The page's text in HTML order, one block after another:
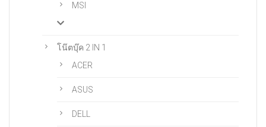
MSI
โน๊ตบุ๊ค 2 IN 1
ACER
ASUS
DELL